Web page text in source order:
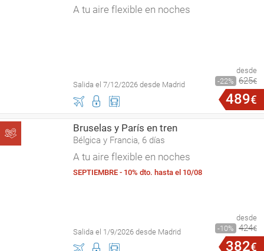
A tu aire flexible en noches
Salida el 7/12/2026 desde Madrid
desde
22
625€
489€
Bruselas y París en tren
Bélgica y Francia, 6 días
A tu aire flexible en noches
SEPTIEMBRE - 10% dto. hasta el 10/08
Salida el 1/9/2026 desde Madrid
desde
10
424€
382€